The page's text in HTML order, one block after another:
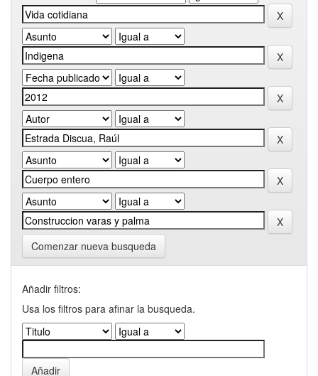
Comenzar nueva busqueda
Añadir filtros:
Usa los filtros para afinar la busqueda.